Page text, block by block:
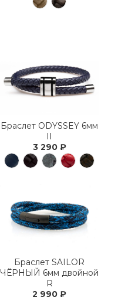
Браслет ODYSSEY 6мм
II
3 290 ₽
Браслет SAILOR
ЧЁРНЫЙ 6мм двойной
R
2 990 ₽